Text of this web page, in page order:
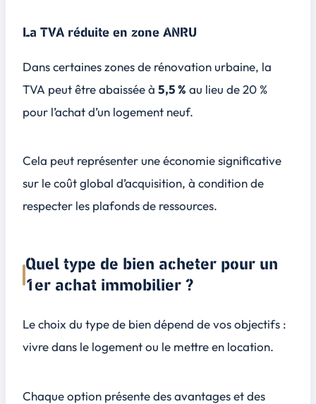
La TVA réduite en zone ANRU
Dans certaines zones de rénovation urbaine, la
TVA peut être abaissée à 5,5 % au lieu de 20 %
pour l’achat d’un logement neuf.
Cela peut représenter une économie significative
sur le coût global d’acquisition, à condition de
respecter les plafonds de ressources.
Quel type de bien acheter pour un
1er achat immobilier ?
Le choix du type de bien dépend de vos objectifs :
vivre dans le logement ou le mettre en location.
Chaque option présente des avantages et des